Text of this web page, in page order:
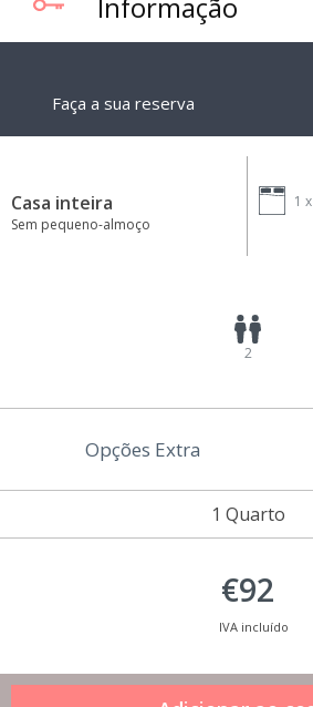
Informação
Faça a sua reserva
Casa inteira
Sem pequeno-almoço
1 x
2
1 Quarto
Opções Extra
€92
IVA incluído